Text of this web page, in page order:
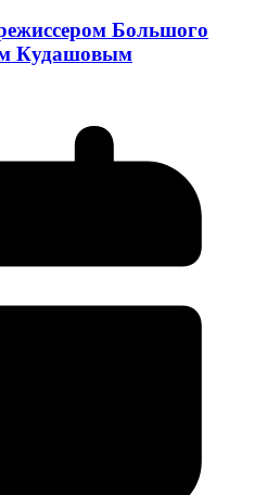
Большого
Кудашовым